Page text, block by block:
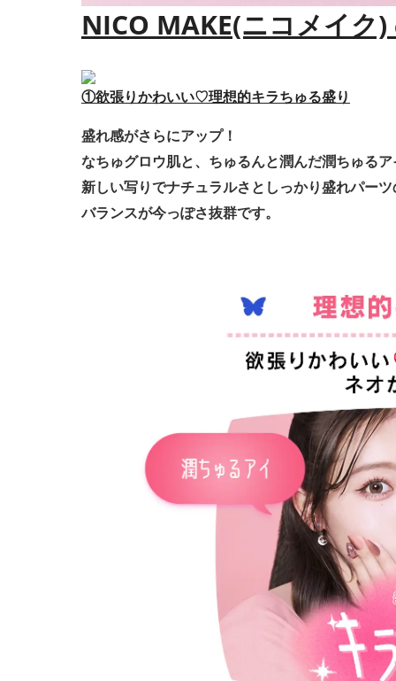
NICO MAKE(ニコメイク)
①欲張りかわいい♡理想的キラちゅる盛り
盛れ感がさらにアップ！
なちゅグロウ肌と、 ちゅるんと潤んだ潤ちゅるア
新しい写りでナチュラルさと しっかり盛れパーツ
バランスが今っぽさ抜群です。